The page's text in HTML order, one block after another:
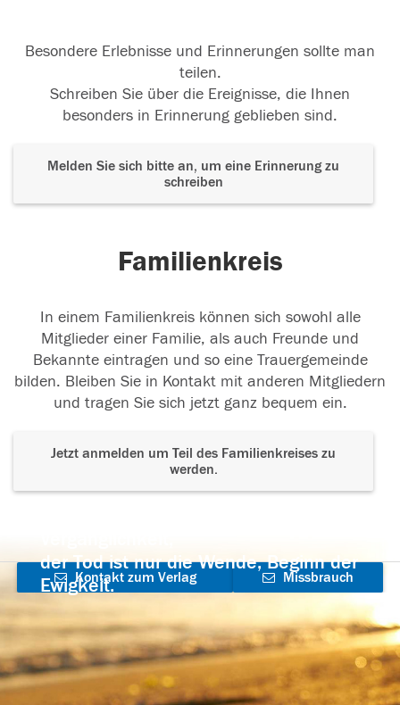
Besondere Erlebnisse und Erinnerungen sollte man
teilen.
Schreiben Sie über die Ereignisse, die Ihnen
besonders in Erinnerung geblieben sind.
Melden Sie sich bitte an, um eine Erinnerung zu
schreiben
Familienkreis
In einem Familienkreis können sich sowohl alle
Mitglieder einer Familie, als auch Freunde und
Bekannte eintragen und so eine Trauergemeinde
bilden. Bleiben Sie in Kontakt mit anderen Mitgliedern
und tragen Sie sich jetzt ganz bequem ein.
Jetzt anmelden um Teil des Familienkreises zu
werden.
der Tod ist nur die Wende, Beginn der
Ewigkeit.
Kontakt zum Verlag
aufnehmen
Missbrauch